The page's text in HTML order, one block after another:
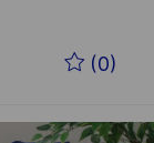
(0)